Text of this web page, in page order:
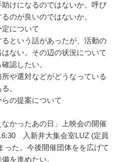
けになるのではないか。呼び
のが良いのではないか。
について
という話があったが、活動の
ない。その辺の状況について
認したい。
や選対などがどうなっている
。
提案について
かったあの日」上映会の開催
入新井大集会室LUZ (定員
った。今後開催団体をを広げて
を進めたい。